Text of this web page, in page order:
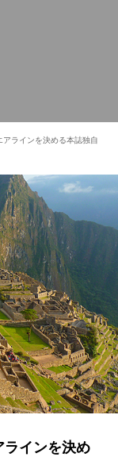
ラインを決める本誌独自
インを決め